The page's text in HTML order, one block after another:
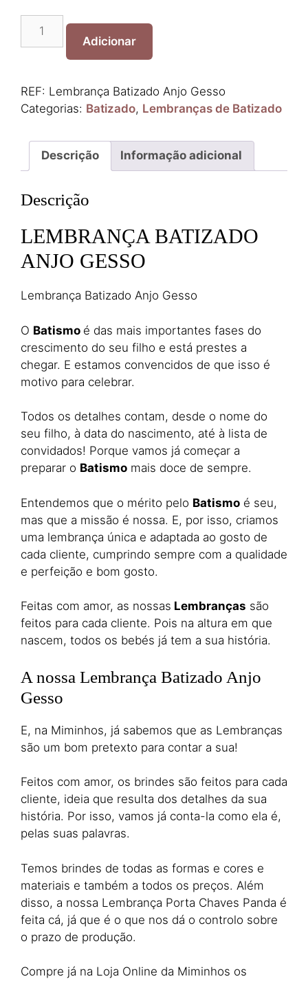
Quantidade
Lembrança
Anjo
Gesso
Adicionar
REF: Lembrança Batizado Anjo Gesso
Categorias: Batizado, Lembranças de Batizado
Descrição Informação adicional
Descrição
LEMBRANÇA BATIZADO
ANJO GESSO
Lembrança Batizado Anjo Gesso
O Batismo é das mais importantes fases do
crescimento do seu filho e está prestes a
chegar. E estamos convencidos de que isso é
motivo para celebrar.
Todos os detalhes contam, desde o nome do
seu filho, à data do nascimento, até à lista de
convidados! Porque vamos já começar a
preparar o Batismo mais doce de sempre.
Entendemos que o mérito pelo Batismo é seu,
mas que a missão é nossa. E, por isso, criamos
uma lembrança única e adaptada ao gosto de
cada cliente, cumprindo sempre com a qualidade
e perfeição e bom gosto.
Feitas com amor, as nossas Lembranças são
feitos para cada cliente. Pois na altura em que
nascem, todos os bebés já tem a sua história.
A nossa Lembrança Batizado Anjo
Gesso
E, na Miminhos, já sabemos que as Lembranças
são um bom pretexto para contar a sua!
Feitos com amor, os brindes são feitos para cada
cliente, ideia que resulta dos detalhes da sua
história. Por isso, vamos já conta-la como ela é,
pelas suas palavras.
Temos brindes de todas as formas e cores e
materiais e também a todos os preços. Além
disso, a nossa Lembrança Porta Chaves Panda é
feita cá, já que é o que nos dá o controlo sobre
o prazo de produção.
Compre já na Loja Online da Miminhos os